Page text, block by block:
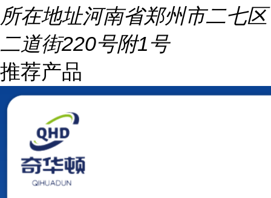
所在地址河南省郑州市二七区
二道街220号附1号
推荐产品